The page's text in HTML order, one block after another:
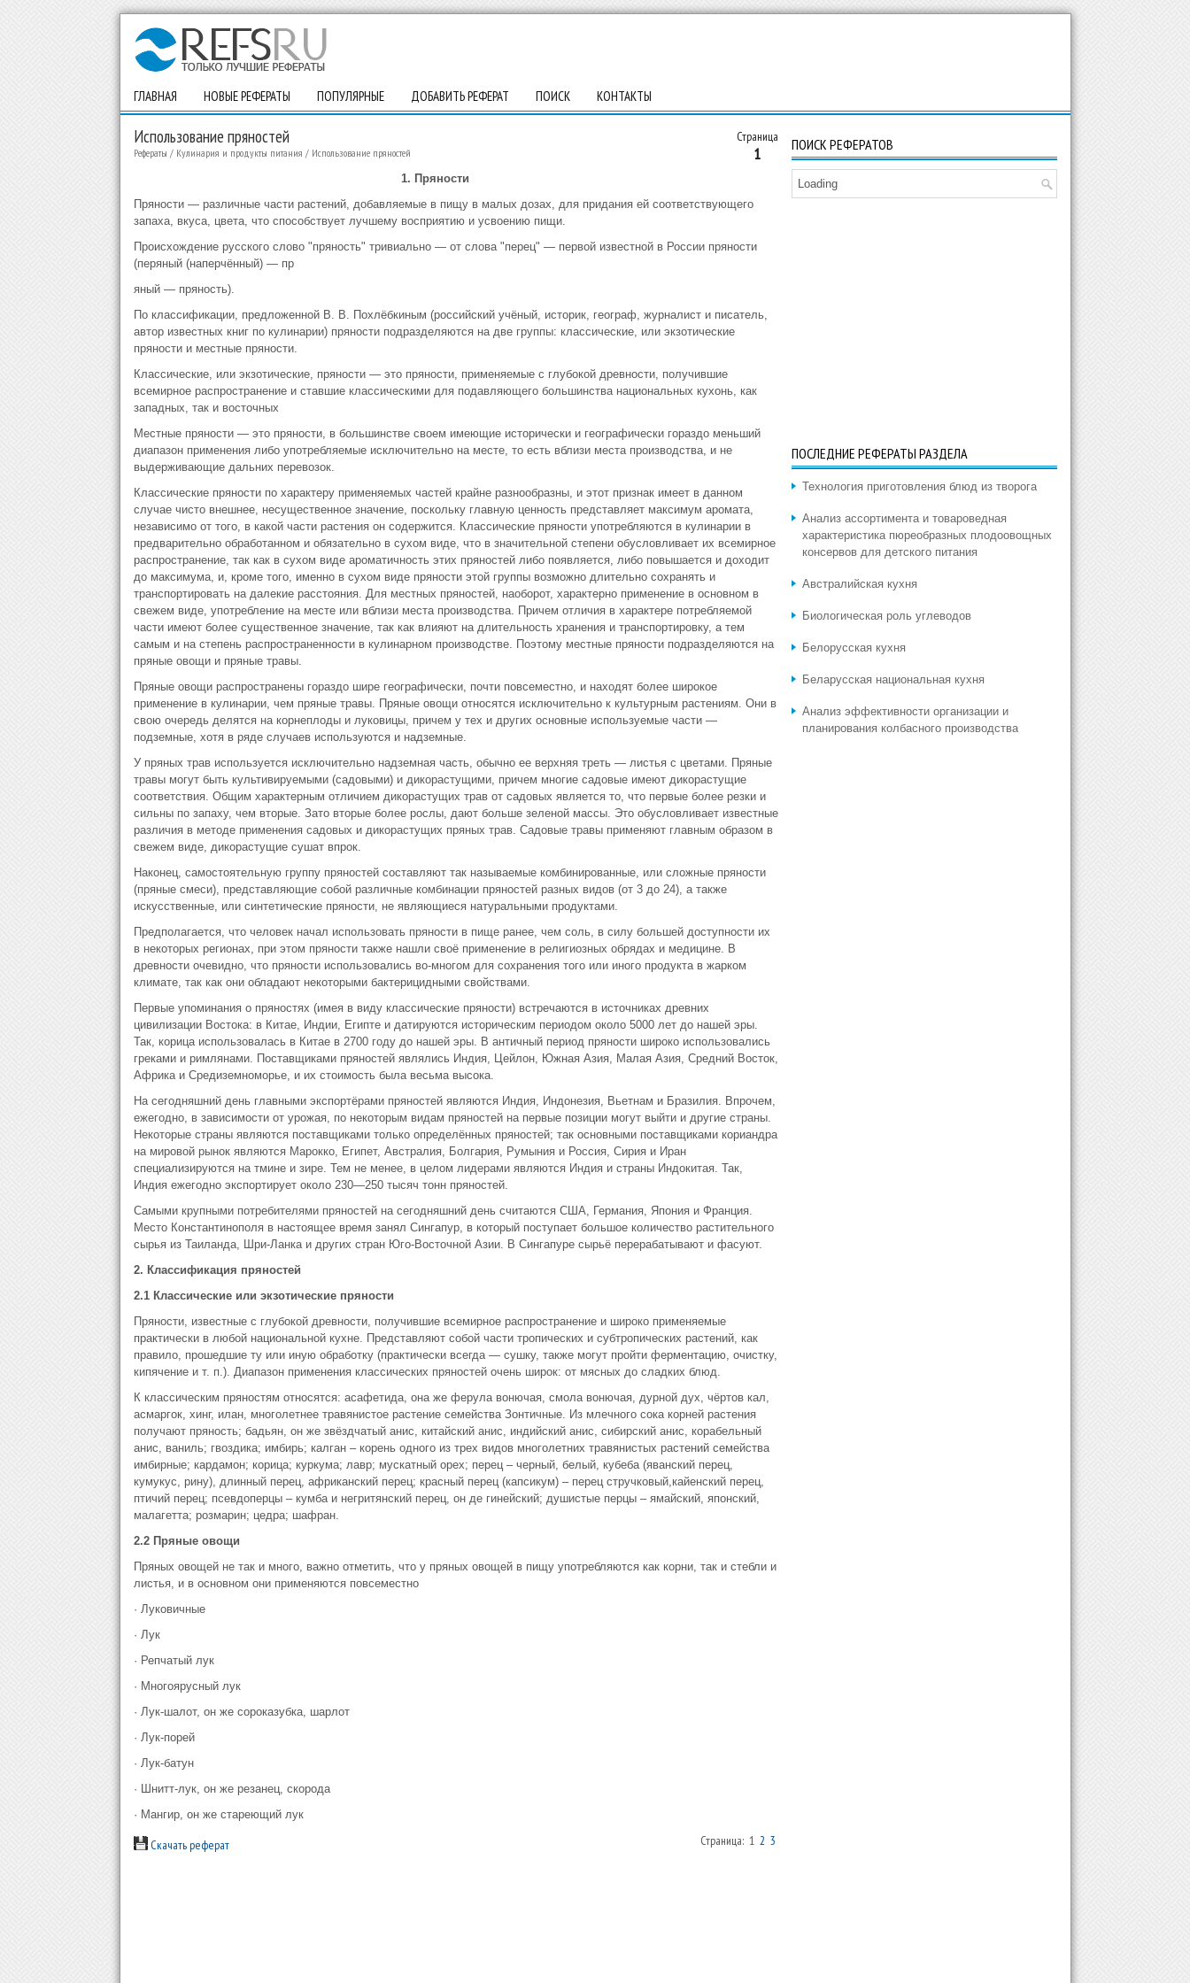
ГЛАВНАЯ НОВЫЕ РЕФЕРАТЫ ПОПУЛЯРНЫЕ ДОБАВИТЬ РЕФЕРАТ ПОИСК КОНТАКТЫ
Страница
1
Использование пряностей
Рефераты / Кулинария и продукты питания / Использование пряностей
1. Пряности
Пряности — различные части растений, добавляемые в пищу в малых дозах, для придания ей соответствующего
запаха, вкуса, цвета, что способствует лучшему восприятию и усвоению пищи.
Происхождение русского слово "пряность" тривиально — от слова "перец" — первой известной в России пряности
(перяный (наперчённый) — пр
яный — пряность).
По классификации, предложенной В. В. Похлёбкиным (российский учёный, историк, географ, журналист и писатель,
автор известных книг по кулинарии) пряности подразделяются на две группы: классические, или экзотические
пряности и местные пряности.
Классические, или экзотические, пряности — это пряности, применяемые с глубокой древности, получившие
всемирное распространение и ставшие классическими для подавляющего большинства национальных кухонь, как
западных, так и восточных
Местные пряности — это пряности, в большинстве своем имеющие исторически и географически гораздо меньший
диапазон применения либо употребляемые исключительно на месте, то есть вблизи места производства, и не
выдерживающие дальних перевозок.
Классические пряности по характеру применяемых частей крайне разнообразны, и этот признак имеет в данном
случае чисто внешнее, несущественное значение, поскольку главную ценность представляет максимум аромата,
независимо от того, в какой части растения он содержится. Классические пряности употребляются в кулинарии в
предварительно обработанном и обязательно в сухом виде, что в значительной степени обусловливает их всемирное
распространение, так как в сухом виде ароматичность этих пряностей либо появляется, либо повышается и доходит
до максимума, и, кроме того, именно в сухом виде пряности этой группы возможно длительно сохранять и
транспортировать на далекие расстояния. Для местных пряностей, наоборот, характерно применение в основном в
свежем виде, употребление на месте или вблизи места производства. Причем отличия в характере потребляемой
части имеют более существенное значение, так как влияют на длительность хранения и транспортировку, а тем
самым и на степень распространенности в кулинарном производстве. Поэтому местные пряности подразделяются на
пряные овощи и пряные травы.
Пряные овощи распространены гораздо шире географически, почти повсеместно, и находят более широкое
применение в кулинарии, чем пряные травы. Пряные овощи относятся исключительно к культурным растениям. Они в
свою очередь делятся на корнеплоды и луковицы, причем у тех и других основные используемые части —
подземные, хотя в ряде случаев используются и надземные.
У пряных трав используется исключительно надземная часть, обычно ее верхняя треть — листья с цветами. Пряные
травы могут быть культивируемыми (садовыми) и дикорастущими, причем многие садовые имеют дикорастущие
соответствия. Общим характерным отличием дикорастущих трав от садовых является то, что первые более резки и
сильны по запаху, чем вторые. Зато вторые более рослы, дают больше зеленой массы. Это обусловливает известные
различия в методе применения садовых и дикорастущих пряных трав. Садовые травы применяют главным образом в
свежем виде, дикорастущие сушат впрок.
Наконец, самостоятельную группу пряностей составляют так называемые комбинированные, или сложные пряности
(пряные смеси), представляющие собой различные комбинации пряностей разных видов (от 3 до 24), а также
искусственные, или синтетические пряности, не являющиеся натуральными продуктами.
Предполагается, что человек начал использовать пряности в пище ранее, чем соль, в силу большей доступности их
в некоторых регионах, при этом пряности также нашли своё применение в религиозных обрядах и медицине. В
древности очевидно, что пряности использовались во-многом для сохранения того или иного продукта в жарком
климате, так как они обладают некоторыми бактерицидными свойствами.
Первые упоминания о пряностях (имея в виду классические пряности) встречаются в источниках древних
цивилизации Востока: в Китае, Индии, Египте и датируются историческим периодом около 5000 лет до нашей эры.
Так, корица использовалась в Китае в 2700 году до нашей эры. В античный период пряности широко использовались
греками и римлянами. Поставщиками пряностей являлись Индия, Цейлон, Южная Азия, Малая Азия, Средний Восток,
Африка и Средиземноморье, и их стоимость была весьма высока.
На сегодняшний день главными экспортёрами пряностей являются Индия, Индонезия, Вьетнам и Бразилия. Впрочем,
ежегодно, в зависимости от урожая, по некоторым видам пряностей на первые позиции могут выйти и другие страны.
Некоторые страны являются поставщиками только определённых пряностей; так основными поставщиками кориандра
на мировой рынок являются Марокко, Египет, Австралия, Болгария, Румыния и Россия, Сирия и Иран
специализируются на тмине и зире. Тем не менее, в целом лидерами являются Индия и страны Индокитая. Так,
Индия ежегодно экспортирует около 230—250 тысяч тонн пряностей.
Самыми крупными потребителями пряностей на сегодняшний день считаются США, Германия, Япония и Франция.
Место Константинополя в настоящее время занял Сингапур, в который поступает большое количество растительного
сырья из Таиланда, Шри-Ланка и других стран Юго-Восточной Азии. В Сингапуре сырьё перерабатывают и фасуют.
2. Классификация пряностей
2.1 Классические или экзотические пряности
Пряности, известные с глубокой древности, получившие всемирное распространение и широко применяемые
практически в любой национальной кухне. Представляют собой части тропических и субтропических растений, как
правило, прошедшие ту или иную обработку (практически всегда — сушку, также могут пройти ферментацию, очистку,
кипячение и т. п.). Диапазон применения классических пряностей очень широк: от мясных до сладких блюд.
К классическим пряностям относятся: асафетида, она же ферула вонючая, смола вонючая, дурной дух, чёртов кал,
асмаргок, хинг, илан, многолетнее травянистое растение семейства Зонтичные. Из млечного сока корней растения
получают пряность; бадьян, он же звёздчатый анис, китайский анис, индийский анис, сибирский анис, корабельный
анис, ваниль; гвоздика; имбирь; калган – корень одного из трех видов многолетних травянистых растений семейства
имбирные; кардамон; корица; куркума; лавр; мускатный орех; перец – черный, белый, кубеба (яванский перец,
кумукус, рину), длинный перец, африканский перец; красный перец (капсикум) – перец стручковый,кайенский перец,
птичий перец; псевдоперцы – кумба и негритянский перец, он де гинейский; душистые перцы – ямайский, японский,
малагетта; розмарин; цедра; шафран.
2.2 Пряные овощи
Пряных овощей не так и много, важно отметить, что у пряных овощей в пищу употребляются как корни, так и стебли и
листья, и в основном они применяются повсеместно
· Луковичные
· Лук
· Репчатый лук
· Многоярусный лук
· Лук-шалот, он же сороказубка, шарлот
· Лук-порей
· Лук-батун
· Шнитт-лук, он же резанец, скорода
· Мангир, он же стареющий лук
Скачать реферат Страница: 1 2 3
ПОИСК РЕФЕРАТОВ
Loading
ПОСЛЕДНИЕ РЕФЕРАТЫ РАЗДЕЛА
Технология приготовления блюд из творога
Анализ ассортимента и товароведная
характеристика пюреобразных плодоовощных
консервов для детского питания
Австралийская кухня
Биологическая роль углеводов
Белорусская кухня
Беларусская национальная кухня
Анализ эффективности организации и
планирования колбасного производства